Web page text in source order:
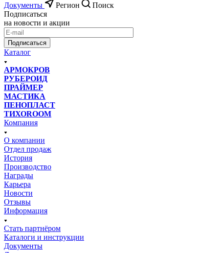
Документы
Регион
Поиск
Подписаться
на новости и акции
Подписаться
Каталог
АРМОКРОВ
РУБЕРОИД
ПРАЙМЕР
МАСТИКА
ПЕНОПЛАСТ
ТИХОROOM
Компания
О компании
Отдел продаж
История
Производство
Награды
Карьера
Новости
Отзывы
Информация
Стать партнёром
Каталоги и инструкции
Документы